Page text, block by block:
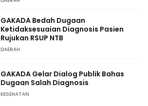
GAKADA Bedah Dugaan
Ketidaksesuaian Diagnosis Pasien
Rujukan RSUP NTB
DAERAH
GAKADA Gelar Dialog Publik Bahas
Dugaan Salah Diagnosis
KESEHATAN